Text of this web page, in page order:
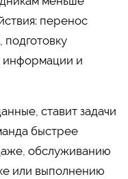
перенос
информации и
ставит задачи
быстрее
обслуживанию
или выполнению